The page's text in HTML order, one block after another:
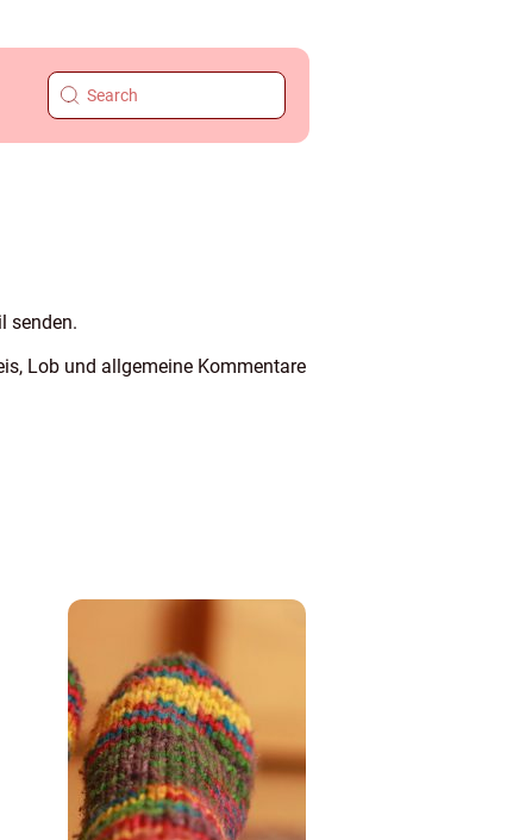
senden.
Lob und allgemeine Kommentare